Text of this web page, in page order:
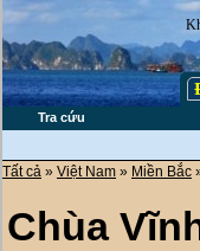
Tra cứu
Tất cả » Việt Nam » Miền Bắc
Chùa